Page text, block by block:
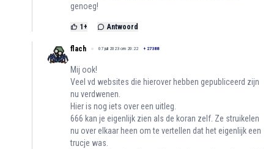
genoeg!
1 + Antwoord
flach 07 juli 2023 om 20:22 + 27388
Mij ook!
Veel vd websites die hierover hebben gepubliceerd zijn
nu verdwenen.
Hier is nog iets over een uitleg.
666 kan je eigenlijk zien als de koran zelf. Ze struikelen
nu over elkaar heen om te vertellen dat het eigenlijk een
trucje was.